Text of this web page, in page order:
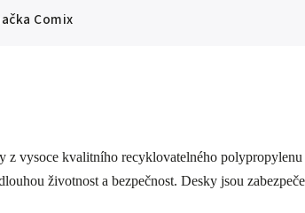
Comix
z vysoce kvalitního recyklovatelného
životnost a bezpečnost. Desky jsou